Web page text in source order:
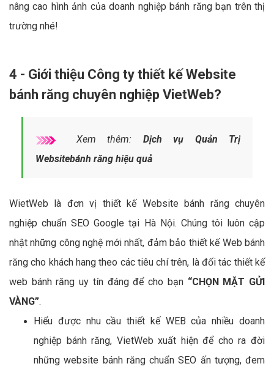
nâng cao hình ảnh của doanh nghiệp bánh răng bạn trên thị
trường nhé!
4 - Giới thiệu Công ty thiết kế Website
bánh răng chuyên nghiệp VietWeb?
Xem thêm: Dịch vụ Quản Trị
Websitebánh răng hiệu quả
WietWeb là đơn vị thiết kế Website bánh răng chuyên
nghiệp chuẩn SEO Google tại Hà Nội. Chúng tôi luôn cập
nhật những công nghệ mới nhất, đảm bảo thiết kế Web bánh
răng cho khách hang theo các tiêu chí trên, là đối tác thiết kế
web bánh răng uy tín đáng để cho bạn “CHỌN MẶT GỬI
VÀNG”.
Hiểu được nhu cầu thiết kế WEB của nhiều doanh
nghiệp bánh răng, VietWeb xuất hiện để cho ra đời
những website bánh răng chuẩn SEO ấn tượng, đem